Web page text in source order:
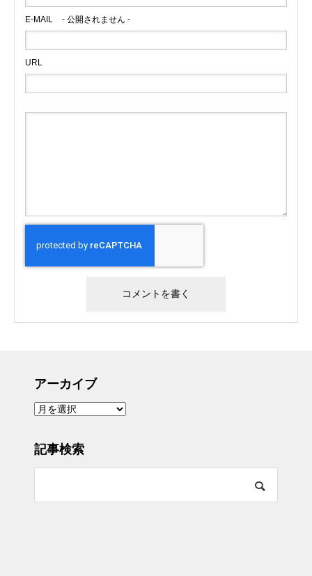
E-MAIL - 公開されません -
URL
アーカイブ
ア
ー
ブ
記事検索